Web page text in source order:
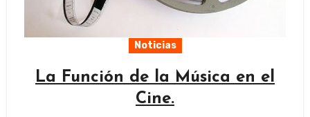
Noticias
La Función de la Música en el
Cine.